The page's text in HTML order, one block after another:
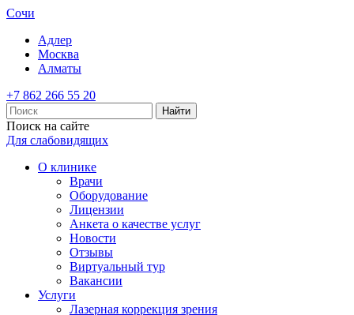
Сочи
Адлер
Москва
Алматы
+7 862 266 55 20
Найти
Поиск на сайте
Для слабовидящих
О клинике
Врачи
Оборудование
Лицензии
Анкета о качестве услуг
Новости
Отзывы
Виртуальный тур
Вакансии
Услуги
Лазерная коррекция зрения